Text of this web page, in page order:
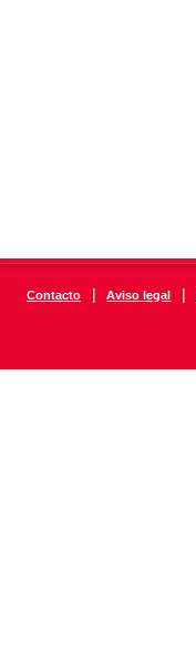
Contacto | Aviso legal |